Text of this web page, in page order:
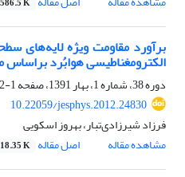
586.5 K
برآورد مقاومت ویژه لایه‌‌های
الکترومغناطیسی هوابُرد
دوره 38، شماره 1، بهار 1391، صفحه
1-12
10.22059/jesphys.2012.24830
فرزاد شیرزادی‌تبار، بهروز اسکویی
مشاهده مقاله
اصل مقاله K